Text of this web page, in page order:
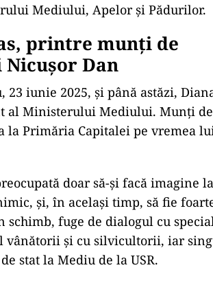
Mediului, Apelor și Pădurilor.
printre munți de
Dan
iunie 2025, și până astăzi,
al Ministerului Mediului. Munți
la Primăria Capitalei pe vremea lui
doar să-și facă imagine la
și, în același timp, să fie
schimb, fuge de dialogul cu
vânătorii și cu silvicultorii, iar
stat la Mediu de la USR.